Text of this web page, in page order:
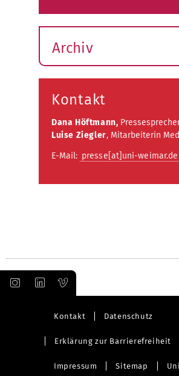
Archiv
Kontakt
Dana Höftmann,
Luise Ziegler, Mitarbeiterin
E-Mail: presse[at]uni-weimar.de
Kontakt Datenschutz
Erklärung zur Barrierefreiheit
Impressum Sitemap